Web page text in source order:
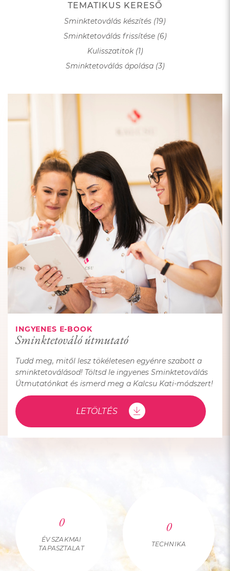
TEMATIKUS KERESŐ
Sminktetoválás készítés (19)
Sminktetoválás frissítése (6)
Kulisszatitok (1)
Sminktetoválás ápolása (3)
INGYENES E-BOOK
Sminktetováló útmutató
Tudd meg, mitől lesz tökéletesen egyénre szabott a
sminktetoválásod! Töltsd le ingyenes Sminktetoválás
Útmutatónkat és ismerd meg a Kalcsu Kati-módszert!
LETÖLTÉS
0
ÉV SZAKMAI
TAPASZTALAT
0
TECHNIKA